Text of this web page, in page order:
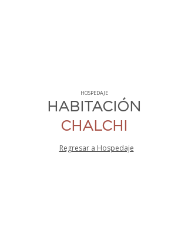
HOSPEDAJE
HABITACIÓN
CHALCHI
Regresar a Hospedaje